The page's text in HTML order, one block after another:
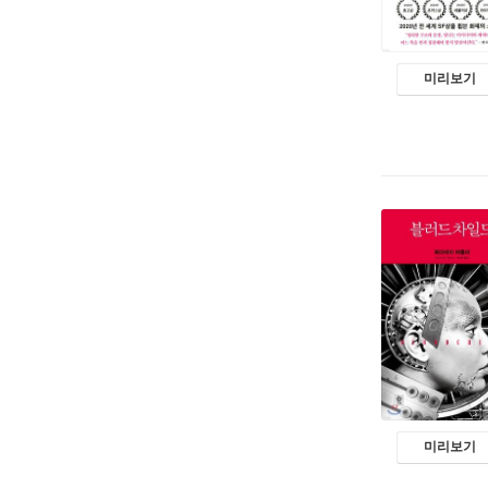
미리보기
미리보기